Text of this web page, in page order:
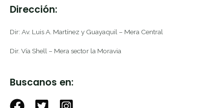
Dirección:
Dir: Av. Luis A. Martínez y Guayaquil – Mera Central
Dir. Vía Shell – Mera sector la Moravia
Buscanos en: